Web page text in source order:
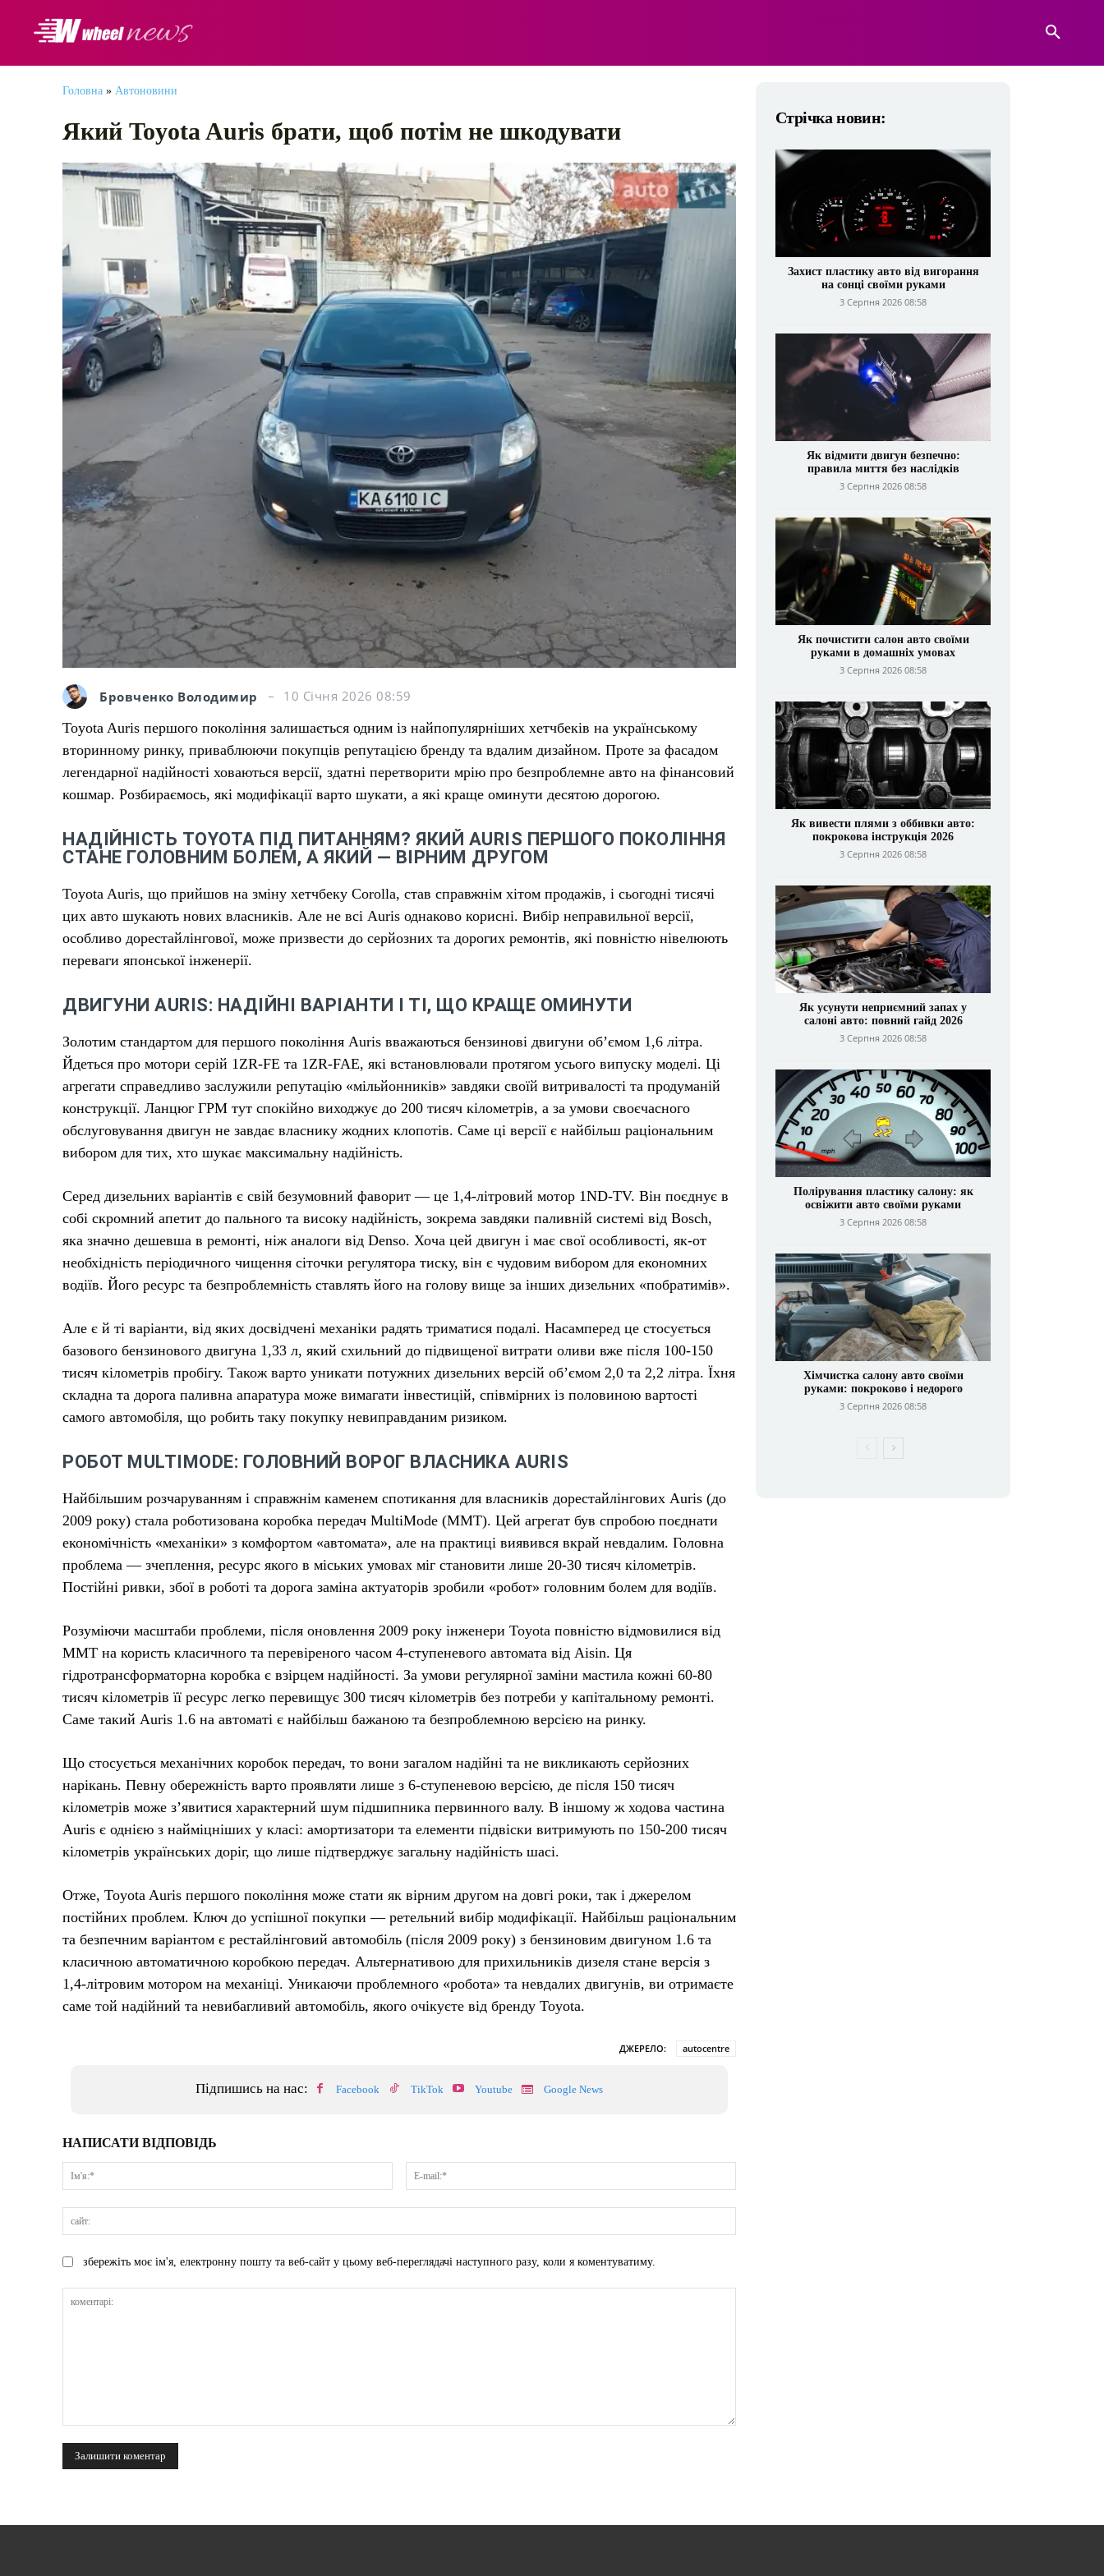
Головна » Автоновини
Який Toyota Auris брати, щоб потім не шкодувати
Бровченко Володимир
10 Січня 2026 08:59
Toyota Auris першого покоління залишається одним із найпопулярніших хетчбеків на українському
вторинному ринку, приваблюючи покупців репутацією бренду та вдалим дизайном. Проте за фасадом
легендарної надійності ховаються версії, здатні перетворити мрію про безпроблемне авто на фінансовий
кошмар. Розбираємось, які модифікації варто шукати, а які краще оминути десятою дорогою.
НАДІЙНІСТЬ TOYOTA ПІД ПИТАННЯМ? ЯКИЙ AURIS ПЕРШОГО ПОКОЛІННЯ
СТАНЕ ГОЛОВНИМ БОЛЕМ, А ЯКИЙ — ВІРНИМ ДРУГОМ
Toyota Auris, що прийшов на зміну хетчбеку Corolla, став справжнім хітом продажів, і сьогодні тисячі
цих авто шукають нових власників. Але не всі Auris однаково корисні. Вибір неправильної версії,
особливо дорестайлінгової, може призвести до серйозних та дорогих ремонтів, які повністю нівелюють
переваги японської інженерії.
ДВИГУНИ AURIS: НАДІЙНІ ВАРІАНТИ І ТІ, ЩО КРАЩЕ ОМИНУТИ
Золотим стандартом для першого покоління Auris вважаються бензинові двигуни об’ємом 1,6 літра.
Йдеться про мотори серій 1ZR-FE та 1ZR-FAE, які встановлювали протягом усього випуску моделі. Ці
агрегати справедливо заслужили репутацію «мільйонників» завдяки своїй витривалості та продуманій
конструкції. Ланцюг ГРМ тут спокійно виходжує до 200 тисяч кілометрів, а за умови своєчасного
обслуговування двигун не завдає власнику жодних клопотів. Саме ці версії є найбільш раціональним
вибором для тих, хто шукає максимальну надійність.
Серед дизельних варіантів є свій безумовний фаворит — це 1,4-літровий мотор 1ND-TV. Він поєднує в
собі скромний апетит до пального та високу надійність, зокрема завдяки паливній системі від Bosch,
яка значно дешевша в ремонті, ніж аналоги від Denso. Хоча цей двигун і має свої особливості, як-от
необхідність періодичного чищення сіточки регулятора тиску, він є чудовим вибором для економних
водіїв. Його ресурс та безпроблемність ставлять його на голову вище за інших дизельних «побратимів».
Але є й ті варіанти, від яких досвідчені механіки радять триматися подалі. Насамперед це стосується
базового бензинового двигуна 1,33 л, який схильний до підвищеної витрати оливи вже після 100-150
тисяч кілометрів пробігу. Також варто уникати потужних дизельних версій об’ємом 2,0 та 2,2 літра. Їхня
складна та дорога паливна апаратура може вимагати інвестицій, співмірних із половиною вартості
самого автомобіля, що робить таку покупку невиправданим ризиком.
РОБОТ MULTIMODE: ГОЛОВНИЙ ВОРОГ ВЛАСНИКА AURIS
Найбільшим розчаруванням і справжнім каменем спотикання для власників дорестайлінгових Auris (до
2009 року) стала роботизована коробка передач MultiMode (MMT). Цей агрегат був спробою поєднати
економічність «механіки» з комфортом «автомата», але на практиці виявився вкрай невдалим. Головна
проблема — зчеплення, ресурс якого в міських умовах міг становити лише 20-30 тисяч кілометрів.
Постійні ривки, збої в роботі та дорога заміна актуаторів зробили «робот» головним болем для водіїв.
Розуміючи масштаби проблеми, після оновлення 2009 року інженери Toyota повністю відмовилися від
MMT на користь класичного та перевіреного часом 4-ступеневого автомата від Aisin. Ця
гідротрансформаторна коробка є взірцем надійності. За умови регулярної заміни мастила кожні 60-80
тисяч кілометрів її ресурс легко перевищує 300 тисяч кілометрів без потреби у капітальному ремонті.
Саме такий Auris 1.6 на автоматі є найбільш бажаною та безпроблемною версією на ринку.
Що стосується механічних коробок передач, то вони загалом надійні та не викликають серйозних
нарікань. Певну обережність варто проявляти лише з 6-ступеневою версією, де після 150 тисяч
кілометрів може з’явитися характерний шум підшипника первинного валу. В іншому ж ходова частина
Auris є однією з найміцніших у класі: амортизатори та елементи підвіски витримують по 150-200 тисяч
кілометрів українських доріг, що лише підтверджує загальну надійність шасі.
Отже, Toyota Auris першого покоління може стати як вірним другом на довгі роки, так і джерелом
постійних проблем. Ключ до успішної покупки — ретельний вибір модифікації. Найбільш раціональним
та безпечним варіантом є рестайлінговий автомобіль (після 2009 року) з бензиновим двигуном 1.6 та
класичною автоматичною коробкою передач. Альтернативою для прихильників дизеля стане версія з
1,4-літровим мотором на механіці. Уникаючи проблемного «робота» та невдалих двигунів, ви отримаєте
саме той надійний та невибагливий автомобіль, якого очікуєте від бренду Toyota.
ДЖЕРЕЛО: autocentre
Підпишись на нас: Facebook TikTok Youtube Google News
НАПИСАТИ ВІДПОВІДЬ
Ім'я:*
mail:*
збережіть моє ім'я, електронну пошту та веб-сайт у цьому веб-переглядачі наступного разу, коли я коментуватиму.
Стрічка новин:
Захист пластику авто від вигорання
на сонці своїми руками
3 Серпня 2026 08:58
Як відмити двигун безпечно:
правила миття без наслідків
3 Серпня 2026 08:58
Як почистити салон авто своїми
руками в домашніх умовах
3 Серпня 2026 08:58
Як вивести плями з оббивки авто:
покрокова інструкція 2026
3 Серпня 2026 08:58
Як усунути неприємний запах у
салоні авто: повний гайд 2026
3 Серпня 2026 08:58
Полірування пластику салону: як
освіжити авто своїми руками
3 Серпня 2026 08:58
Хімчистка салону авто своїми
руками: покроково і недорого
3 Серпня 2026 08:58